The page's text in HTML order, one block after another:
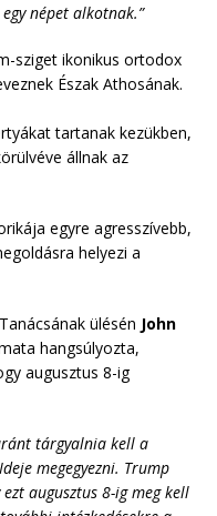
népet alkotnak.”
sziget ikonikus ortodox
Észak Athosának.
tartanak kezükben,
állnak az
egyre agresszívebb,
helyezi a
ülésén John
hangsúlyozta,
augusztus 8-ig
tárgyalnia kell a
megegyezni. Trump
augusztus 8-ig meg kell